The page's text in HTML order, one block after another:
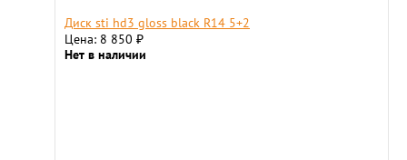
Диск sti hd3 gloss black R14 5+2
Цена: 8 850 ₽
Нет в наличии